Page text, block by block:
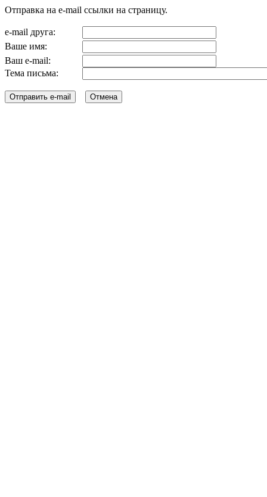
Отправка на e-mail ссылки на страницу.
e-mail друга:
Ваше имя:
Ваш e-mail:
Тема письма: